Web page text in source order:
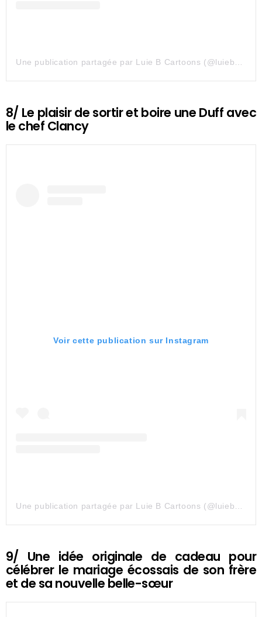
8/ Le plaisir de sortir et boire une Duff avec
le chef Clancy
Voir cette publication sur Instagram
Une publication partagée par Luie B Cartoons (@luiebcartoons)
9/ Une idée originale de cadeau pour
célébrer le mariage écossais de son frère
et de sa nouvelle belle-sœur